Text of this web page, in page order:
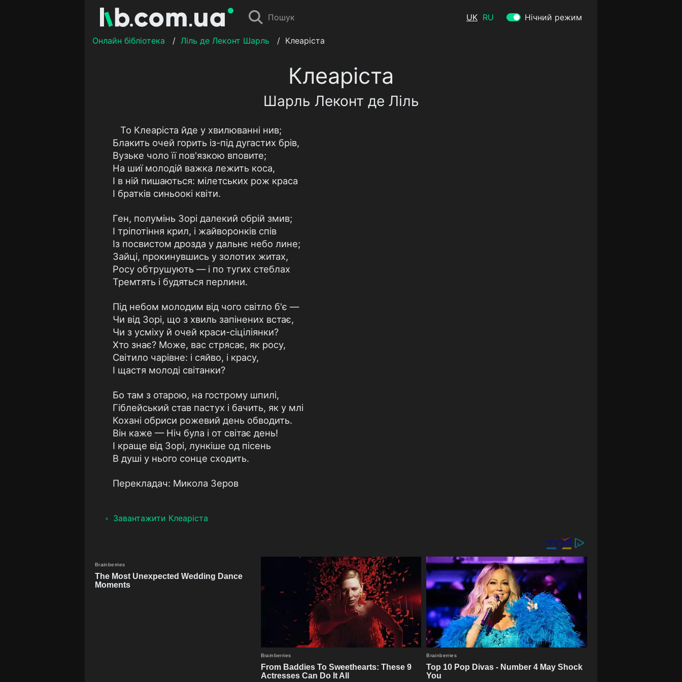
Пошук UK RU Нічний режим
Онлайн бібліотека / Ліль де Леконт Шарль / Клеаріста
Клеаріста
Шарль Леконт де Ліль
То Клеаріста йде у хвилюванні нив;
Блакить очей горить із-під дугастих брів,
Вузьке чоло її пов'язкою вповите;
На шиї молодій важка лежить коса,
I в ній пишаються: мілетських рож краса
I братків синьоокі квіти.
Ген, полумінь Зорі далекий обрій змив;
I тріпотіння крил, і жайворонків спів
Із посвистом дрозда у дальнє небо лине;
Зайці, прокинувшись у золотих житах,
Росу обтрушують — і по тугих стеблах
Тремтять і будяться перлини.
Під небом молодим від чого світло б'є —
Чи від Зорі, що з хвиль запінених встає,
Чи з усміху й очей краси-сіціліянки?
Хто знає? Може, вас стрясає, як росу,
Світило чарівне: і сяйво, і красу,
I щастя молоді світанки?
Бо там з отарою, на гострому шпилі,
Гіблейський став пастух і бачить, як у млі
Кохані обриси рожевий день обводить.
Він каже — Ніч була і от світає день!
I краще від Зорі, лункіше од пісень
В душі у нього сонце сходить.
Перекладач: Микола Зеров
Завантажити Клеаріста